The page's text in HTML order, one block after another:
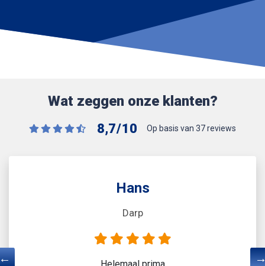
Wat zeggen onze klanten?
8,7/10 Op basis van 37 reviews
Hans
Darp